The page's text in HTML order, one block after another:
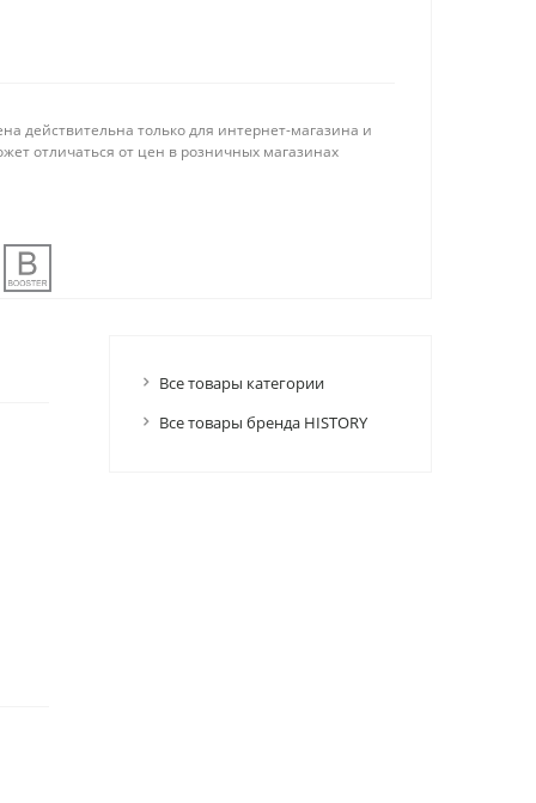
действительна только для интернет-магазина и
отличаться от цен в розничных магазинах
Все товары категории
Все товары бренда HISTORY